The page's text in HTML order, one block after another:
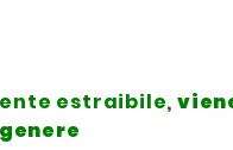
estraibile,